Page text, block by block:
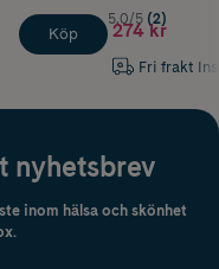
Köp
5.0/5 (2)
274 kr
Fri frakt
nyhetsbrev
inom hälsa och skönhet